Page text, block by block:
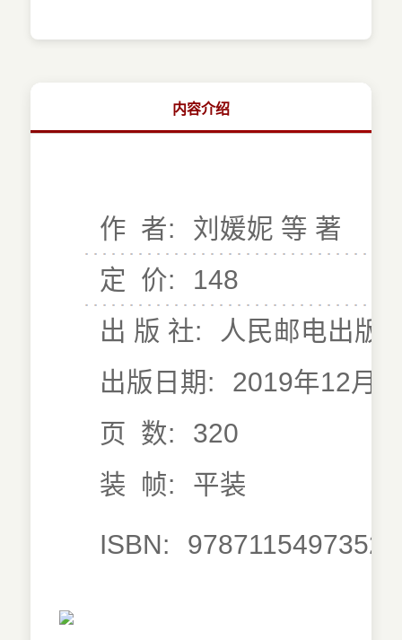
内容介绍
作 者:
刘媛妮 等 著
定 价:
148
出 版 社:
人民邮电出版
出版日期:
2019年12月
页 数:
320
装 帧:
平装
ISBN: 9787115497352